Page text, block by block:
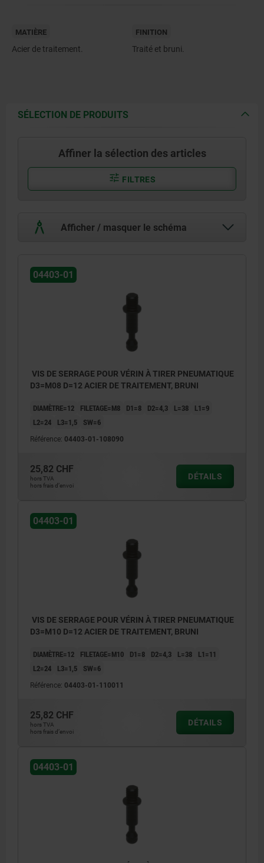
MATIÈRE
Acier de traitement.
FINITION
Traité et bruni.
SÉLECTION DE PRODUITS
Affiner la sélection des articles
FILTRES
Afficher / masquer le schéma
04403-01
VIS DE SERRAGE POUR VÉRIN À TIRER PNEUMATIQUE
D3=M08 D=12 ACIER DE TRAITEMENT, BRUNI
DIAMÈTRE=12 FILETAGE=M8 D1=8 D2=4,3 L=38
L1=9
L2=24
L3=1,5 SW=6
Référence: 04403-01-108090
25,82 CHF
hors TVA
hors frais d’envoi
DÉTAILS
04403-01
VIS DE SERRAGE POUR VÉRIN À TIRER PNEUMATIQUE
D3=M10 D=12 ACIER DE TRAITEMENT, BRUNI
DIAMÈTRE=12 FILETAGE=M10 D1=8 D2=4,3 L=38
L1=11
L2=24
L3=1,5 SW=6
Référence: 04403-01-110011
25,82 CHF
hors TVA
hors frais d’envoi
DÉTAILS
04403-01